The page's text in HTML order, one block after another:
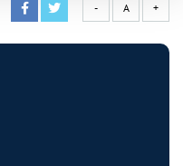
- A +